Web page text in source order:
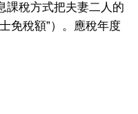
課稅方式把夫妻二人的
免稅額”）。應稅年度